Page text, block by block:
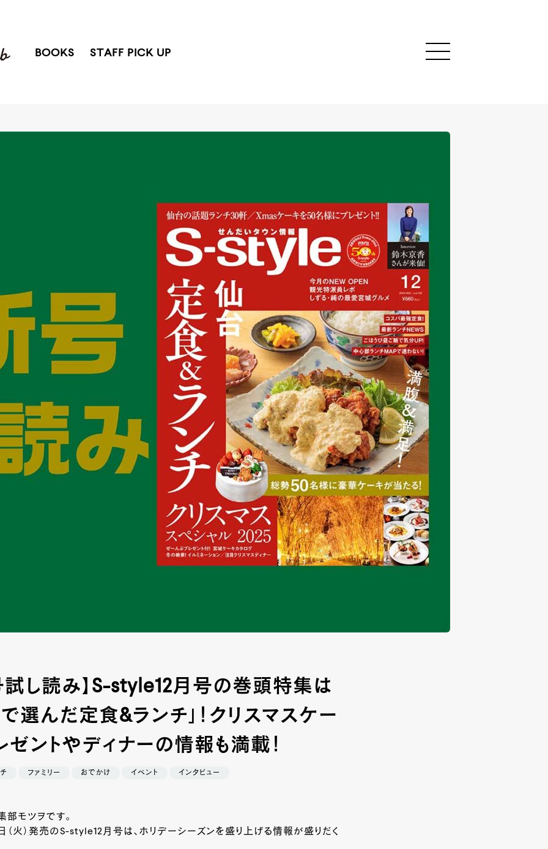
BOOKS STAFF PICK UP
試し読み】S-style12月号の巻頭特集は
選んだ定食&ランチ」！クリスマスケー
ゼントやディナーの情報も満載！
ファミリー おでかけ イベント インタビュー
部モツヲです。
（火）発売のS-style12月号は、ホリデーシーズンを盛り上げる情報が盛りだく